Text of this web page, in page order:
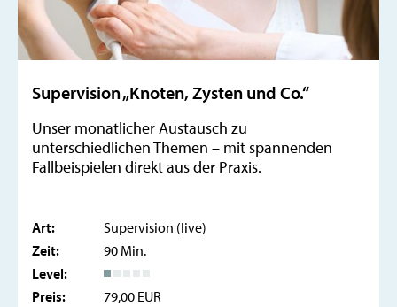
Supervision „Knoten, Zysten und Co.“
Unser monatlicher Austausch zu
unterschiedlichen Themen – mit spannenden
Fallbeispielen direkt aus der Praxis.
Art:
Supervision (live)
Zeit:
90 Min.
Level:
Preis:
79,00 EUR